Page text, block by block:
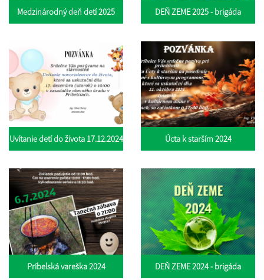
Medzinárodný deň detí 2025 DEŇ ZEME 2025 - brigáda
Uvítanie detí do života 17.12.2024 Úcta k starším 2024
Príbelská vareška 2024 DEŇ ZEME 2024 - brigáda